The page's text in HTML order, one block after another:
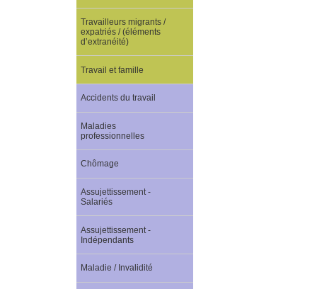
Travailleurs migrants /
expatriés / (éléments
d’extranéité)
Travail et famille
Accidents du travail
Maladies
professionnelles
Chômage
Assujettissement -
Salariés
Assujettissement -
Indépendants
Maladie / Invalidité